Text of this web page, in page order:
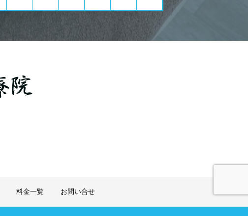
料金一覧 お問い合せ